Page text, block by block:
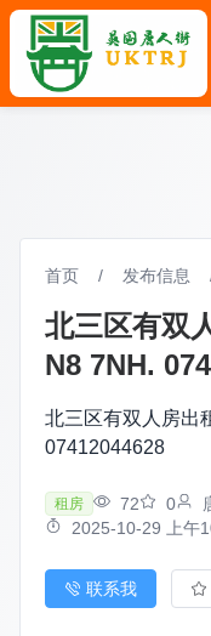
首页 / 发布信息
北三区有双
N8 7NH.
北三区有双人房出
07412044628
租房 72 0
2025-10-29 上午
联系我